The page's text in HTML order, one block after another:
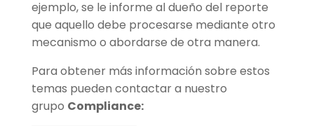
ejemplo, se le informe al dueño del reporte
que aquello debe procesarse mediante otro
mecanismo o abordarse de otra manera.
Para obtener más información sobre estos
temas pueden contactar a nuestro
grupo Compliance: